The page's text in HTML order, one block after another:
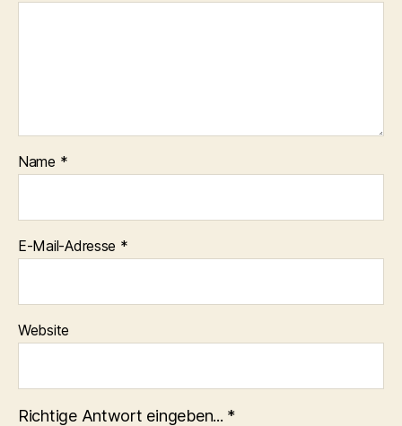
Name *
E-Mail-Adresse *
Website
Richtige Antwort eingeben... *